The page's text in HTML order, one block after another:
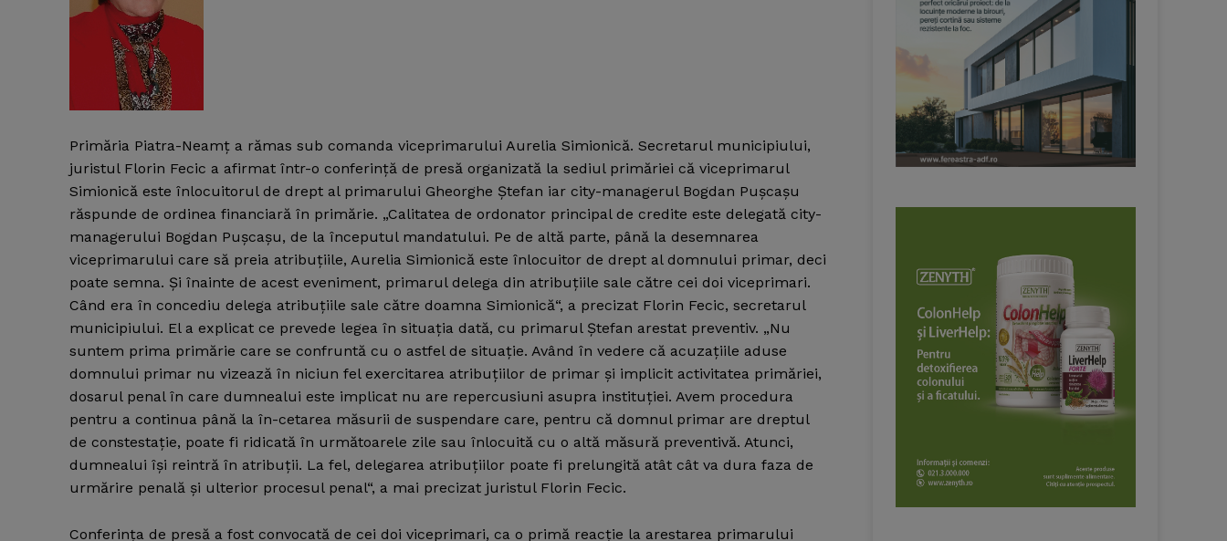
Primăria Piatra-Neamţ a rămas sub comanda viceprimarului Aurelia Simionică. Secretarul municipiului,
juristul Florin Fecic a afirmat într-o conferinţă de presă organizată la sediul primăriei că viceprimarul
Simionică este înlocuitorul de drept al primarului Gheorghe Ştefan iar city-managerul Bogdan Puşcaşu
răspunde de ordinea financiară în primărie. „Calitatea de ordonator principal de credite este delegată city-
managerului Bogdan Puşcaşu, de la începutul mandatului. Pe de altă parte, până la desemnarea
viceprimarului care să preia atribuţiile, Aurelia Simionică este înlocuitor de drept al domnului primar, deci
poate semna. Şi înainte de acest eveniment, primarul delega din atribuţiile sale către cei doi viceprimari.
Când era în concediu delega atribuţiile sale către doamna Simionică“, a precizat Florin Fecic, secretarul
municipiului. El a explicat ce prevede legea în situaţia dată, cu primarul Ştefan arestat preventiv. „Nu
suntem prima primărie care se confruntă cu o astfel de situaţie. Având în vedere că acuzaţiile aduse
domnului primar nu vizează în niciun fel exercitarea atribuţiilor de primar şi implicit activitatea primăriei,
dosarul penal în care dumnealui este implicat nu are repercusiuni asupra instituţiei. Avem procedura
pentru a continua până la în-cetarea măsurii de suspendare care, pentru că domnul primar are dreptul
de constestaţie, poate fi ridicată în următoarele zile sau înlocuită cu o altă măsură preventivă. Atunci,
dumnealui îşi reintră în atribuţii. La fel, delegarea atribuţiilor poate fi prelungită atât cât va dura faza de
urmărire penală şi ulterior procesul penal“, a mai precizat juristul Florin Fecic.
Conferinţa de presă a fost convocată de cei doi viceprimari, ca o primă reacţie la arestarea primarului